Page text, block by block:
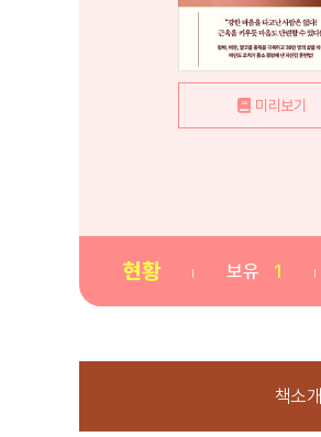
미리보기
현황 보유 1
책소개